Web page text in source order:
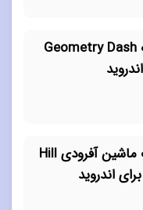
دانلود بازی جذاب Geometry Dash
دانلود بازی جذاب ماشین آفرودی Hill